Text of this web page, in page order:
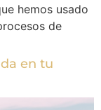
hemos usado
de
en tu